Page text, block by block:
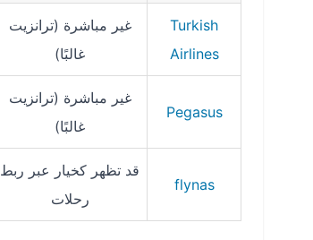
Turkish
Airlines
غير مباشرة (ترانزيت
غالبًا)
Pegasus
غير مباشرة (ترانزيت
غالبًا)
flynas
قد تظهر كخيار عبر ربط
رحلات